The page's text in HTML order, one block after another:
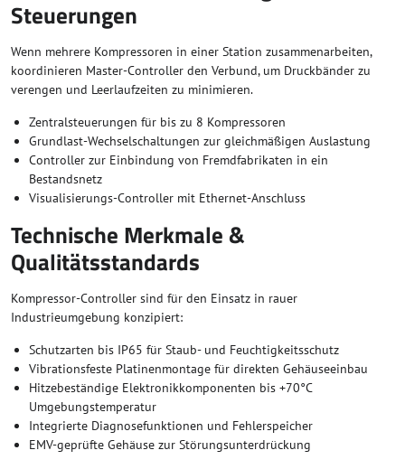
Steuerungen
Wenn mehrere Kompressoren in einer Station zusammenarbeiten,
koordinieren Master-Controller den Verbund, um Druckbänder zu
verengen und Leerlaufzeiten zu minimieren.
Zentralsteuerungen für bis zu 8 Kompressoren
Grundlast-Wechselschaltungen zur gleichmäßigen Auslastung
Controller zur Einbindung von Fremdfabrikaten in ein
Bestandsnetz
Visualisierungs-Controller mit Ethernet-Anschluss
Technische Merkmale &
Qualitätsstandards
Kompressor-Controller sind für den Einsatz in rauer
Industrieumgebung konzipiert:
Schutzarten bis IP65 für Staub- und Feuchtigkeitsschutz
Vibrationsfeste Platinenmontage für direkten Gehäuseeinbau
Hitzebeständige Elektronikkomponenten bis +70°C
Umgebungstemperatur
Integrierte Diagnosefunktionen und Fehlerspeicher
EMV-geprüfte Gehäuse zur Störungsunterdrückung